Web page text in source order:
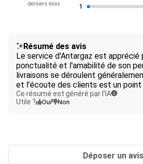
derniers mois
1
Résumé des avis
Le service d'Antargaz est apprécié
ponctualité et l'amabilité de son
livraisons se déroulent
et l'écoute des clients est un
Ce résumé est généré par l’IA
Utile ?
Oui Non
Déposer un avis